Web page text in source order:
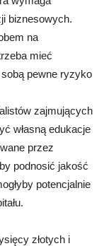
biznesowych.
na
mieć
pewne ryzyko
zajmujących
własną edukacje
przez
podnosić jakość
potencjalnie
złotych i